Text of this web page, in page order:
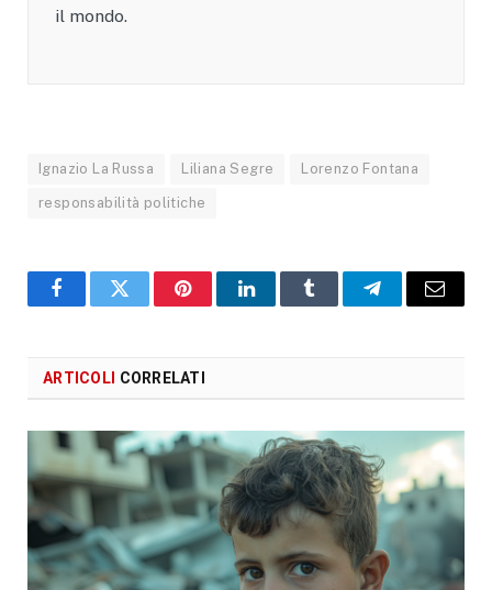
il mondo.
Ignazio La Russa Liliana Segre Lorenzo Fontana
responsabilità politiche
Facebook
X PinterestLinkedInTumblr TelegramEmail
ARTICOLI CORRELATI